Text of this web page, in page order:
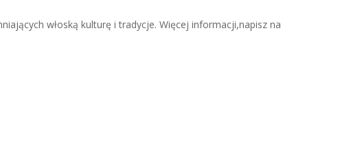
włoską kulturę i tradycje. Więcej informacji,napisz na